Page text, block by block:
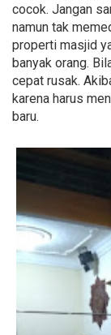
cocok. Jangan
namun tak
properti masjid
banyak orang.
cepat rusak.
karena harus
baru.